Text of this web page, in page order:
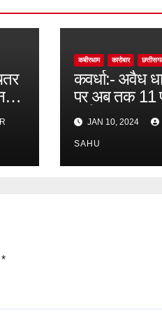
कबीरधाम कारोबार
कवर्धा:- अवैध
पर अब तक 11
दर्ज, आज 171
धान भागुटोला में
JAN 10, 2024
SAHU
*